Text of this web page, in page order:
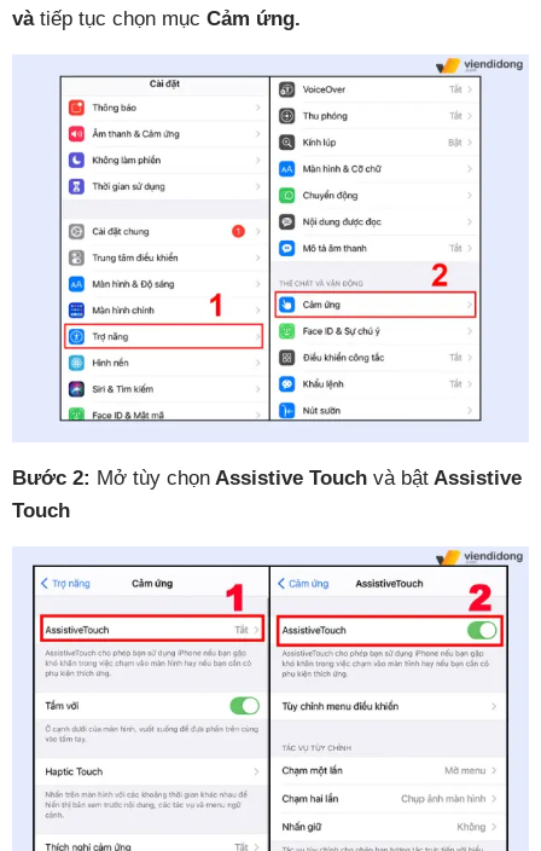
và tiếp tục chọn mục Cảm ứng.
Bước 2: Mở tùy chọn Assistive Touch và bật Assistive
Touch